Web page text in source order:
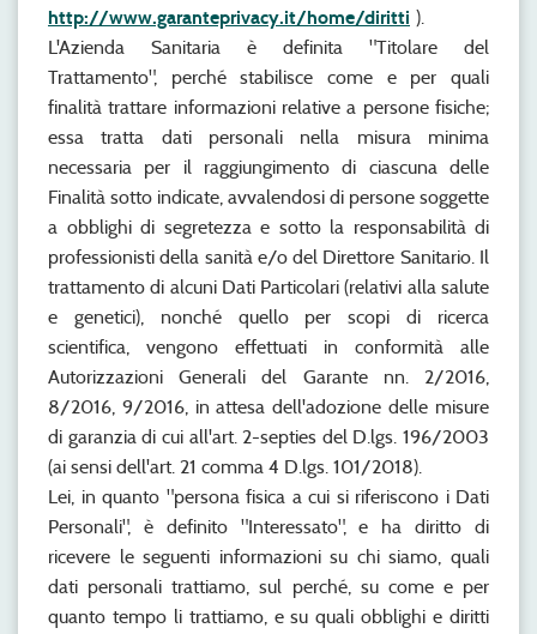
http://www.garanteprivacy.it/home/diritti ).
L'Azienda Sanitaria è definita "Titolare del
Trattamento", perché stabilisce come e per quali
finalità trattare informazioni relative a persone fisiche;
essa tratta dati personali nella misura minima
necessaria per il raggiungimento di ciascuna delle
Finalità sotto indicate, avvalendosi di persone soggette
a obblighi di segretezza e sotto la responsabilità di
professionisti della sanità e/o del Direttore Sanitario. Il
trattamento di alcuni Dati Particolari (relativi alla salute
e genetici), nonché quello per scopi di ricerca
scientifica, vengono effettuati in conformità alle
Autorizzazioni Generali del Garante nn. 2/2016,
8/2016, 9/2016, in attesa dell'adozione delle misure
di garanzia di cui all'art. 2-septies del D.lgs. 196/2003
(ai sensi dell'art. 21 comma 4 D.lgs. 101/2018).
Lei, in quanto "persona fisica a cui si riferiscono i Dati
Personali", è definito "Interessato", e ha diritto di
ricevere le seguenti informazioni su chi siamo, quali
dati personali trattiamo, sul perché, su come e per
quanto tempo li trattiamo, e su quali obblighi e diritti